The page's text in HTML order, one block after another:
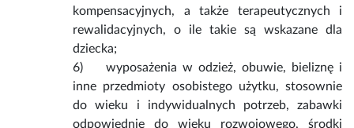
kompensacyjnych, a także terapeutycznych i
rewalidacyjnych, o ile takie są wskazane dla
dziecka;
6) wyposażenia w odzież, obuwie, bieliznę i
inne przedmioty osobistego użytku, stosownie
do wieku i indywidualnych potrzeb, zabawki
odpowiednie do wieku rozwojowego, środki